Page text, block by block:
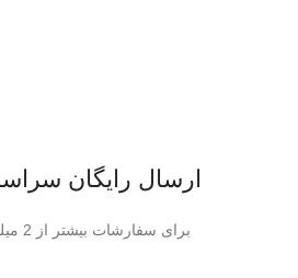
ارسال رایگان
برای سفارشات بیشتر از 2 میلیون تومان